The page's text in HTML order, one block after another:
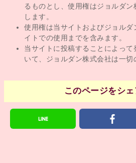
るものとし、使用権はジョルダン
します。
使用権は当サイトおよびジョルダ
イトでの使用までを含みます。
当サイトに投稿することによっ
いて、ジョルダン株式会社は一切
このページをシ